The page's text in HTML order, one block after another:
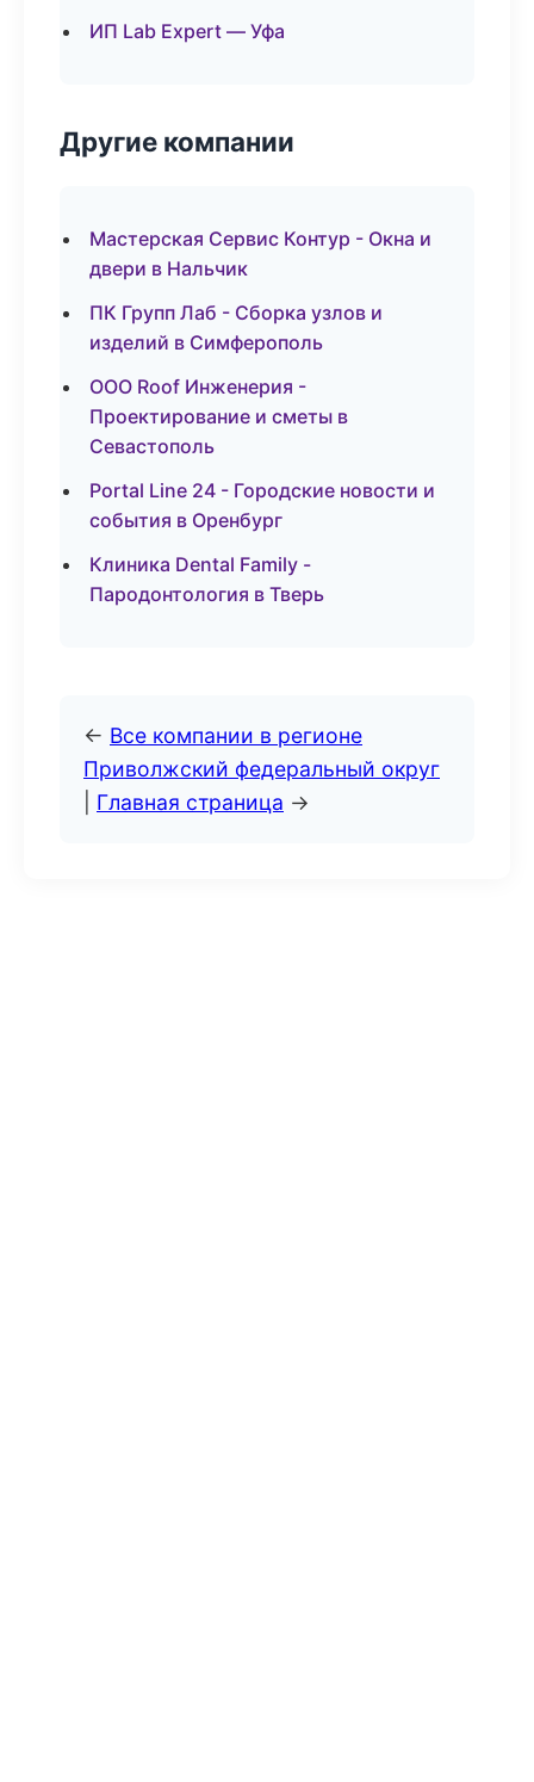
ИП Lab Expert — Уфа
Другие компании
Мастерская Сервис Контур - Окна и
двери в Нальчик
ПК Групп Лаб - Сборка узлов и
изделий в Симферополь
ООО Roof Инженерия -
Проектирование и сметы в
Севастополь
Portal Line 24 - Городские новости и
события в Оренбург
Клиника Dental Family -
Пародонтология в Тверь
← Все компании в регионе
Приволжский федеральный округ
Главная страница →